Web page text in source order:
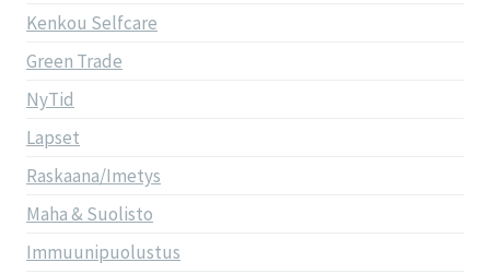
Kenkou Selfcare
Green Trade
NyTid
Lapset
Raskaana/Imetys
Maha & Suolisto
Immuunipuolustus